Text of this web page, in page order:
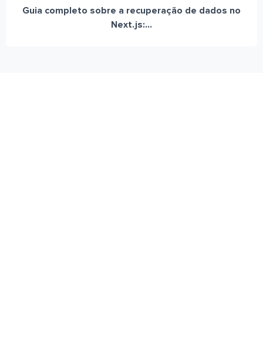
Guia completo sobre a recuperação de dados no
Next.js:...